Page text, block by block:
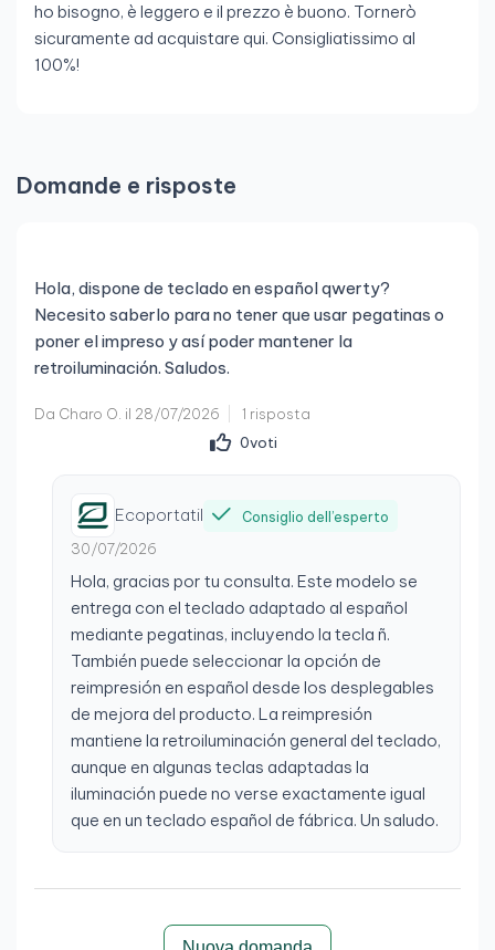
ho bisogno, è leggero e il prezzo è buono. Tornerò
sicuramente ad acquistare qui. Consigliatissimo al
100%!
Domande e risposte
Hola, dispone de teclado en español qwerty?
Necesito saberlo para no tener que usar pegatinas o
poner el impreso y así poder mantener la
retroiluminación. Saludos.
Da Charo O. il 28/07/2026
1 risposta
0voti
Ecoportatil Consiglio dell’esperto
30/07/2026
Hola, gracias por tu consulta. Este modelo se
entrega con el teclado adaptado al español
mediante pegatinas, incluyendo la tecla ñ.
También puede seleccionar la opción de
reimpresión en español desde los desplegables
de mejora del producto. La reimpresión
mantiene la retroiluminación general del teclado,
aunque en algunas teclas adaptadas la
iluminación puede no verse exactamente igual
que en un teclado español de fábrica. Un saludo.